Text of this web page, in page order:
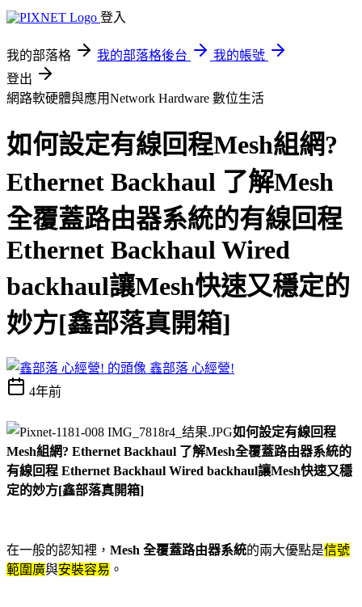
登入
我的部落格 我的部落格後台
我的帳號
登出
網路軟硬體與應用Network Hardware 數位生活
如何設定有線回程Mesh組網?
Ethernet Backhaul 了解Mesh
全覆蓋路由器系統的有線回程
Ethernet Backhaul Wired
backhaul讓Mesh快速又穩定的
妙方[鑫部落真開箱]
鑫部落 心經營!
4年前
如何設定有線回程
Mesh組網? Ethernet Backhaul 了解Mesh全覆蓋路由器系統的
有線回程 Ethernet Backhaul Wired backhaul讓Mesh快速又穩
定的妙方[鑫部落真開箱]
在一般的認知裡， Mesh 全覆蓋路由器系統的兩大優點是信號
範圍廣與安裝容易 。